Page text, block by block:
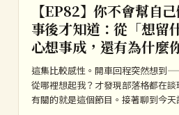
【EP82】你不會幫自
事後才知道：從「想留
心想事成，還有為什麼
這集比較感性。開車回程突然想到
從哪裡想起我？才發現部落格都在
有關的就是這個節目。接著聊到今